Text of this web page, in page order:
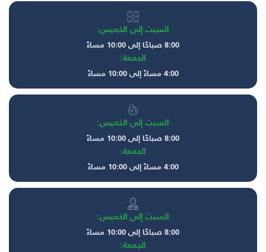
السبت إلى الخميس:
8:00 صباحًا إلى 10:00 مساءً
الجمعة:
4:00 مساءً إلى 10:00 مساءً
السبت إلى الخميس:
8:00 صباحًا إلى 10:00 مساءً
الجمعة:
4:00 مساءً إلى 10:00 مساءً
السبت إلى الخميس:
8:00 صباحًا إلى 10:00 مساءً
الجمعة: